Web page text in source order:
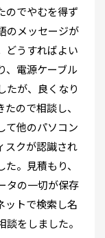
のでやむを得ず
のメッセージが
どうすればよい
、電源ケーブル
たが、良くなり
ので相談し、
て他のパソコン
スクが認識され
。見積もり、
タの一切が保存
ットで検索し名
をしました。